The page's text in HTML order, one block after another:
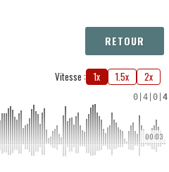
RETOUR
Vitesse : 1x 1.5x 2x
0 4 0 4
00:03